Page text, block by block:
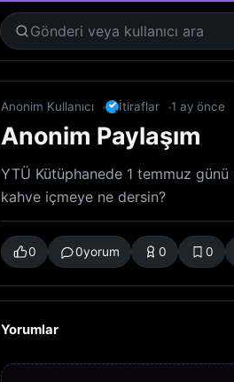
Anonim Kullanıcı ✓ İtiraflar 1 ay önce
Anonim Paylaşım
YTÜ Kütüphanede 1 temmuz
kahve içmeye ne dersin?
0 0yorum 0 0
Yorumlar